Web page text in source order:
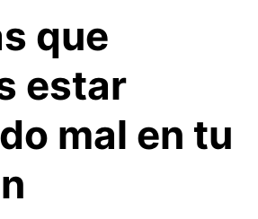
que
estar
mal en tu